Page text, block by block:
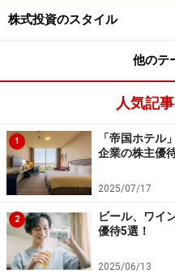
■ブイ・テクノロジー
ップル社と直接取引が
iPhoneに有機ELが搭載さ
【関連記事】
構造改革で成長ステー
構造改革が実ったソ
電気自動車（EV）関
株式投資のスタイル
他のテ
人気記
1
「帝国ホテル
企業の株主優
2025/07/17
2
ビール、ワイ
優待5選！
2025/06/13